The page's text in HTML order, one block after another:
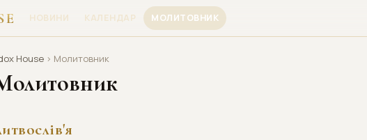
НОВИНИ КАЛЕНДАР МОЛИТОВНИК
House › Молитовник